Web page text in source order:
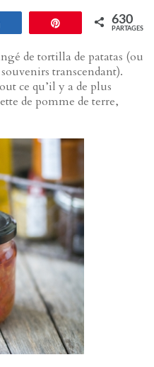
Enregistrer630
PARTAGES
de tortilla de patatas (ou
transcendant).
ce qu’il y a de plus
de pomme de terre,